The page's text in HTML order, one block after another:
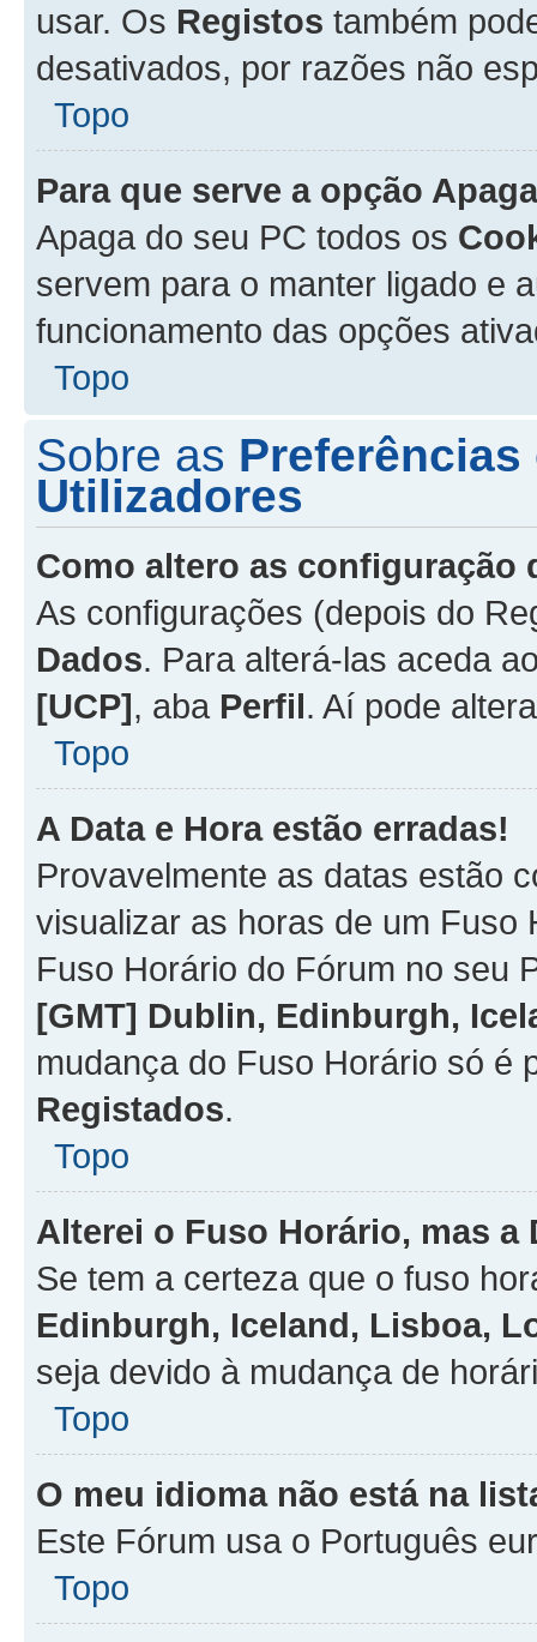
usar. Os Registos também
desativados, por razões não
Topo
Para que serve a opção
Apaga do seu PC todos os
servem para o manter ligado e
funcionamento das opções
Topo
Sobre as
Utilizadores
Como altero as configuração
As configurações (depois do
Dados. Para alterá-las aceda
[UCP], aba Perfil. Aí pode
Topo
A Data e Hora estão erradas!
Provavelmente as datas estão
visualizar as horas de um Fuso
Fuso Horário do Fórum no seu
[GMT] Dublin, Edinburgh,
mudança do Fuso Horário só é
Registados.
Topo
Alterei o Fuso Horário, mas a
Se tem a certeza que o fuso
Edinburgh, Iceland, Lisboa,
seja devido à mudança de
Topo
O meu idioma não está na
Este Fórum usa o Português
Topo